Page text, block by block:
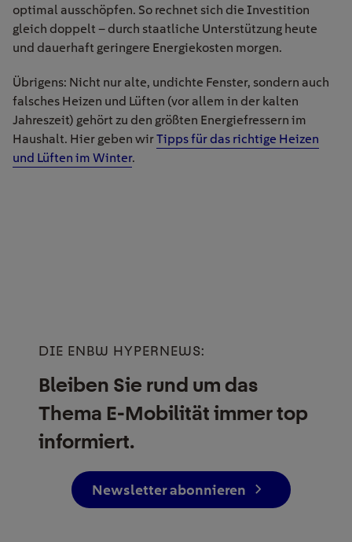
optimal ausschöpfen. So rechnet sich die Investition
gleich doppelt – durch staatliche Unterstützung heute
und dauerhaft geringere Energiekosten morgen.
Übrigens: Nicht nur alte, undichte Fenster, sondern auch
falsches Heizen und Lüften (vor allem in der kalten
Jahreszeit) gehört zu den größten Energiefressern im
Haushalt. Hier geben wirTipps für das richtige Heizen
und Lüften im Winter.
DIE ENBW HYPERNEWS:
Bleiben Sie rund um das
Thema E-Mobilität immer top
informiert.
Newsletter abonnieren